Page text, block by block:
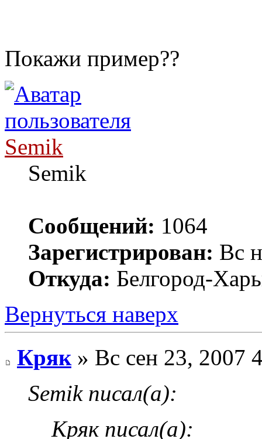
Покажи пример??
Semik
Semik
Сообщений: 1064
Зарегистрирован: Вс
Откуда: Белгород-
Вернуться наверх
Кряк» Вс сен 23, 2007
Semik писал(а):
Кряк писал(а):